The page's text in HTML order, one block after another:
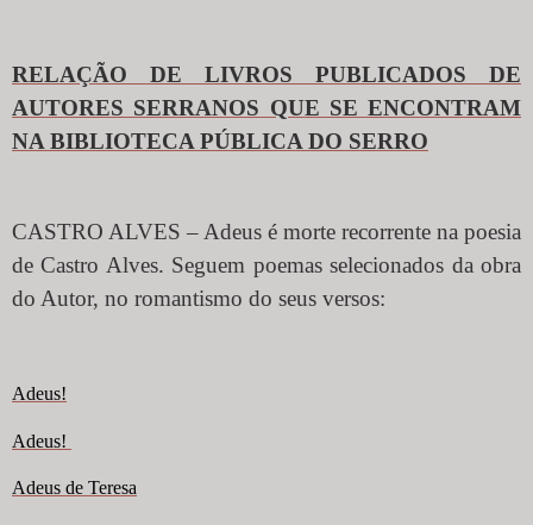
RELAÇÃO DE LIVROS PUBLICADOS DE
AUTORES SERRANOS QUE SE ENCONTRAM
NA BIBLIOTECA PÚBLICA DO SERRO
CASTRO ALVES – Adeus é morte recorrente na poesia
de Castro Alves. Seguem poemas selecionados da obra
do Autor, no romantismo do seus versos:
Adeus!
Adeus!
Adeus de Teresa